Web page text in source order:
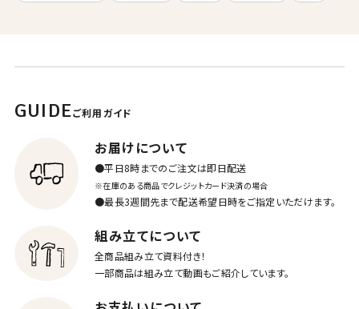
GUIDEご利用ガイド
お届けについて
●平日8時までのご注文は即日配送
※在庫のある商品でクレジットカード決済の場合
●最長3週間先まで配送希望日時をご指定いただけます。
組み立てについて
全商品組み立て資料付き！
一部商品は組み立て動画もご紹介しています。